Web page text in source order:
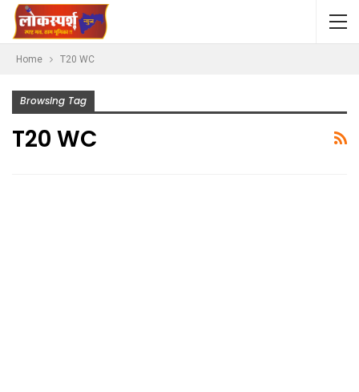
Home T20 WC
Browsing Tag
T20 WC